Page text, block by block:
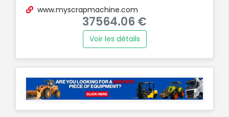
www.myscrapmachine.com
37564.06 €
Voir les détails